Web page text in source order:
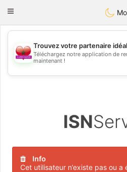
Maroc
Toggle
💖
Trouvez votre partenaire idéal
Téléchargez notre application de
maintenant !
ISN
Info
Cet utilisateur n’existe pas ou a